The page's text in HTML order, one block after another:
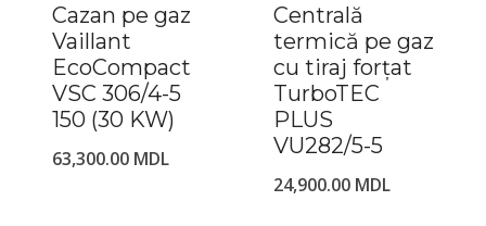
Cazan pe gaz
Vaillant
EcoCompact
VSC 306/4-5
150 (30 KW)
63,300.00 MDL
Centrală
termică pe gaz
cu tiraj forțat
TurboTEC
PLUS
VU282/5-5
24,900.00 MDL